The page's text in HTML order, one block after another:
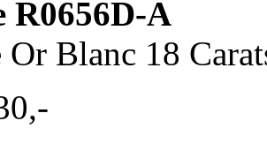
R0656D-A
Or Blanc 18